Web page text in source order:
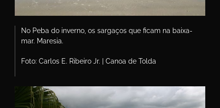
No Peba do inverno, os sargaços que ficam na baixa-
mar. Maresia.
Foto: Carlos E. Ribeiro Jr. | Canoa de Tolda